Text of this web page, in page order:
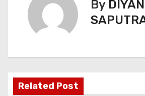
By DIYAN
Related Post